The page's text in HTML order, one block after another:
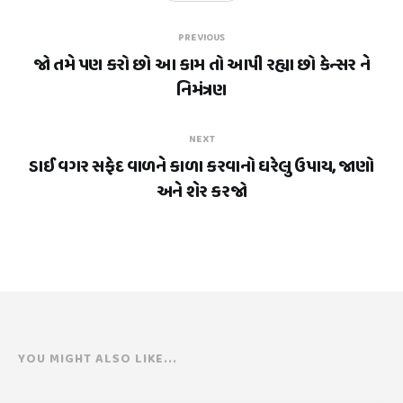
PREVIOUS
જો તમે પણ કરો છો આ કામ તો આપી રહ્યા છો કેન્સર ને
નિમંત્રણ
NEXT
ડાઈ વગર સફેદ વાળને કાળા કરવાનો ઘરેલુ ઉપાય, જાણો
અને શેર કરજો
YOU MIGHT ALSO LIKE...